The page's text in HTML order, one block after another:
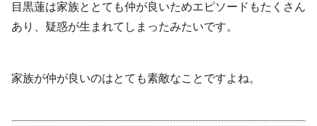
目黒蓮は家族ととても仲が良いためエピソードもたくさん
あり、疑惑が生まれてしまったみたいです。
家族が仲が良いのはとても素敵なことですよね。